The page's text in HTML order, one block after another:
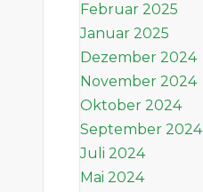
Februar 2025
Januar 2025
Dezember 2024
November 2024
Oktober 2024
September 2024
Juli 2024
Mai 2024